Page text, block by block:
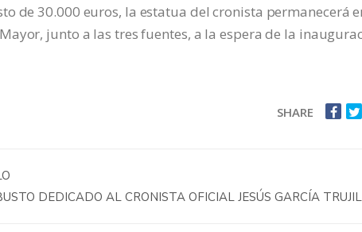
de 30.000 euros, la estatua del cronista permanecerá
junto a las tres fuentes, a la espera de la
SHARE
DEDICADO AL CRONISTA OFICIAL JESÚS GARCÍA